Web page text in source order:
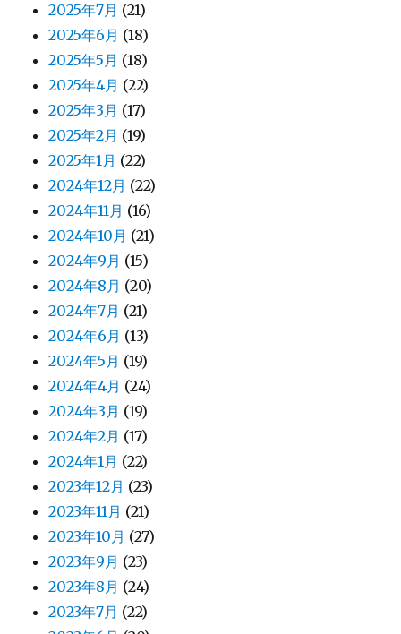
2025年7月 (21)
2025年6月 (18)
2025年5月 (18)
2025年4月 (22)
2025年3月 (17)
2025年2月 (19)
2025年1月 (22)
2024年12月 (22)
2024年11月 (16)
2024年10月 (21)
2024年9月 (15)
2024年8月 (20)
2024年7月 (21)
2024年6月 (13)
2024年5月 (19)
2024年4月 (24)
2024年3月 (19)
2024年2月 (17)
2024年1月 (22)
2023年12月 (23)
2023年11月 (21)
2023年10月 (27)
2023年9月 (23)
2023年8月 (24)
2023年7月 (22)